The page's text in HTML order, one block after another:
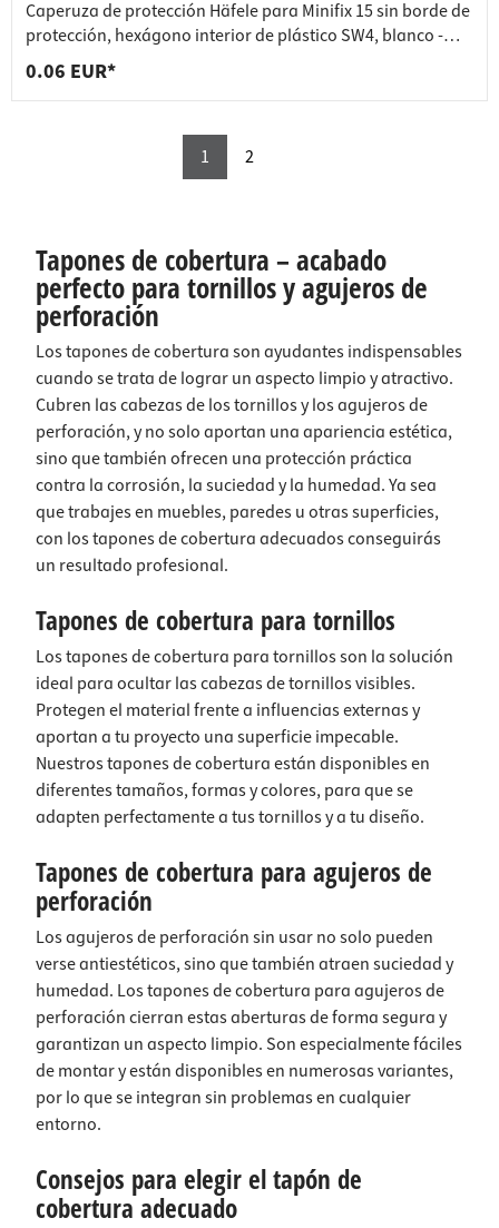
Caperuza de protección Häfele para Minifix 15 sin borde de
protección, hexágono interior de plástico SW4, blanco -
RAL 9010
0.06 EUR*
1 2
Tapones de cobertura – acabado
perfecto para tornillos y agujeros de
perforación
Los tapones de cobertura son ayudantes indispensables
cuando se trata de lograr un aspecto limpio y atractivo.
Cubren las cabezas de los tornillos y los agujeros de
perforación, y no solo aportan una apariencia estética,
sino que también ofrecen una protección práctica
contra la corrosión, la suciedad y la humedad. Ya sea
que trabajes en muebles, paredes u otras superficies,
con los tapones de cobertura adecuados conseguirás
un resultado profesional.
Tapones de cobertura para tornillos
Los tapones de cobertura para tornillos son la solución
ideal para ocultar las cabezas de tornillos visibles.
Protegen el material frente a influencias externas y
aportan a tu proyecto una superficie impecable.
Nuestros tapones de cobertura están disponibles en
diferentes tamaños, formas y colores, para que se
adapten perfectamente a tus tornillos y a tu diseño.
Tapones de cobertura para agujeros de
perforación
Los agujeros de perforación sin usar no solo pueden
verse antiestéticos, sino que también atraen suciedad y
humedad. Los tapones de cobertura para agujeros de
perforación cierran estas aberturas de forma segura y
garantizan un aspecto limpio. Son especialmente fáciles
de montar y están disponibles en numerosas variantes,
por lo que se integran sin problemas en cualquier
entorno.
Consejos para elegir el tapón de
cobertura adecuado